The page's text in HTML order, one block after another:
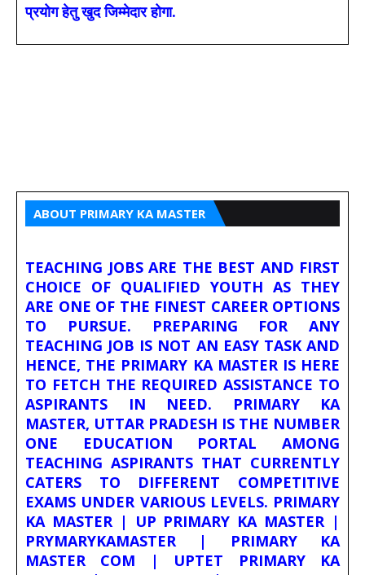
प्रयोग हेतु खुद जिम्मेदार होगा.
ABOUT PRIMARY KA MASTER
TEACHING JOBS ARE THE BEST AND FIRST
CHOICE OF QUALIFIED YOUTH AS THEY
ARE ONE OF THE FINEST CAREER OPTIONS
TO PURSUE. PREPARING FOR ANY
TEACHING JOB IS NOT AN EASY TASK AND
HENCE, THE PRIMARY KA MASTER IS HERE
TO FETCH THE REQUIRED ASSISTANCE TO
ASPIRANTS IN NEED. PRIMARY KA
MASTER, UTTAR PRADESH IS THE NUMBER
ONE EDUCATION PORTAL AMONG
TEACHING ASPIRANTS THAT CURRENTLY
CATERS TO DIFFERENT COMPETITIVE
EXAMS UNDER VARIOUS LEVELS. PRIMARY
KA MASTER | UP PRIMARY KA MASTER |
PRYMARYKAMASTER | PRIMARY KA
MASTER COM | UPTET PRIMARY KA